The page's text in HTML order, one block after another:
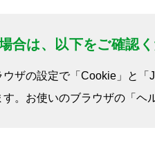
合は、以下をご確認く
ザの設定で「Cookie」と「
。お使いのブラウザの「ヘ